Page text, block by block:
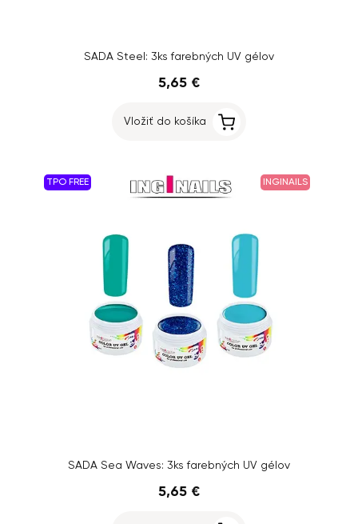
SADA Steel: 3ks farebných UV gélov
5,65 €
Vložiť do košíka
TPO FREE INGINAILS
SADA Sea Waves: 3ks farebných UV gélov
5,65 €